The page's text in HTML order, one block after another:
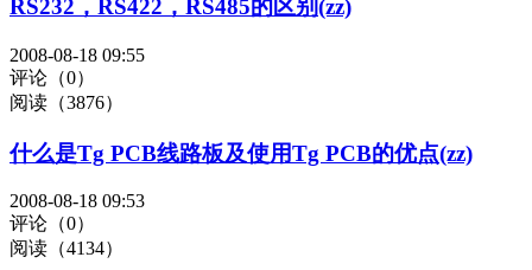
RS232，RS422，RS485的区别(zz)
2008-08-18 09:55
评论（0）
阅读（3876）
什么是Tg PCB线路板及使用Tg PCB的优点(zz)
2008-08-18 09:53
评论（0）
阅读（4134）